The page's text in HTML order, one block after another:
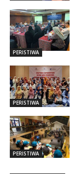
PERISTIWA
PERISTIWA
PERISTIWA